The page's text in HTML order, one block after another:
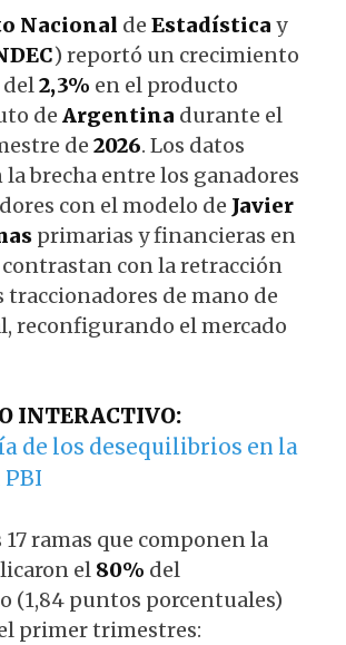
Nacional de Estadística y
) reportó un crecimiento
2,3% en el producto
de Argentina durante el
de 2026. Los datos
brecha entre los ganadores
con el modelo de Javier
primarias y financieras en
con la retracción
traccionadores de mano de
reconfigurando el mercado
INTERACTIVO:
de los desequilibrios en la
17 ramas que componen la
el 80% del
(1,84 puntos porcentuales)
primer trimestres: